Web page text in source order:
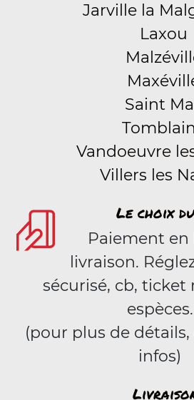
Jarville la
Laxou
Saint
Vandoeuvre
Villers les
Le choix
Paiement en
livraison.
sécurisé, cb, ticket
espèces.
(pour plus de
infos)